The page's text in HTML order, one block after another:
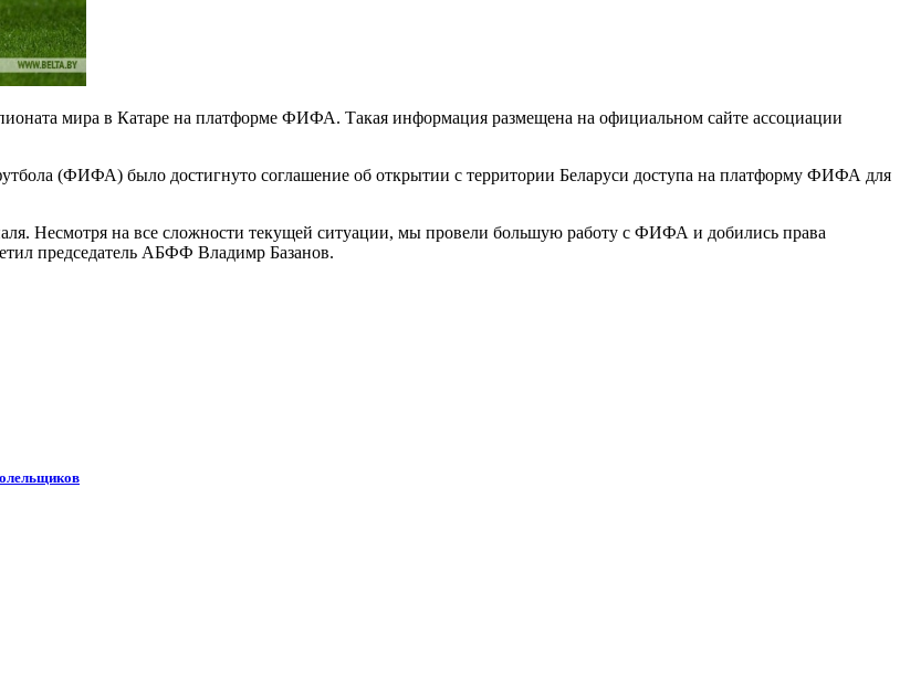
мира в Катаре на платформе ФИФА. Такая информация размещена на официальном сайте ассоциации
(ФИФА) было достигнуто соглашение об открытии с территории Беларуси доступа на платформу ФИФА для
Несмотря на все сложности текущей ситуации, мы провели большую работу с ФИФА и добились права
председатель АБФФ Владимр Базанов.